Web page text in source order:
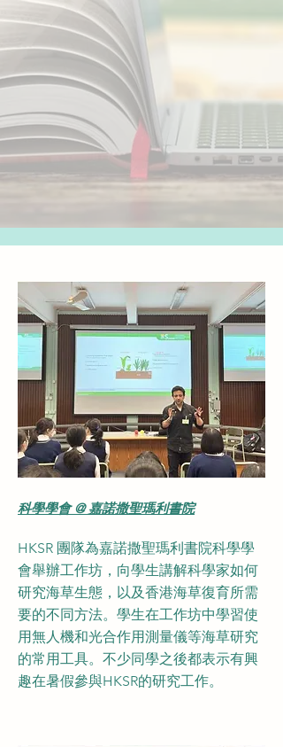
科學學會 @ 嘉諾撒聖瑪利書院
HKSR 團隊為嘉諾撒聖瑪利書院科學學
會舉辦工作坊，向學生講解科學家如何
研究海草生態，以及香港海草復育所需
要的不同方法。學生在工作坊中學習使
用無人機和光合作用測量儀等海草研究
的常用工具。不少同學之後都表示有興
趣在暑假參與HKSR的研究工作。